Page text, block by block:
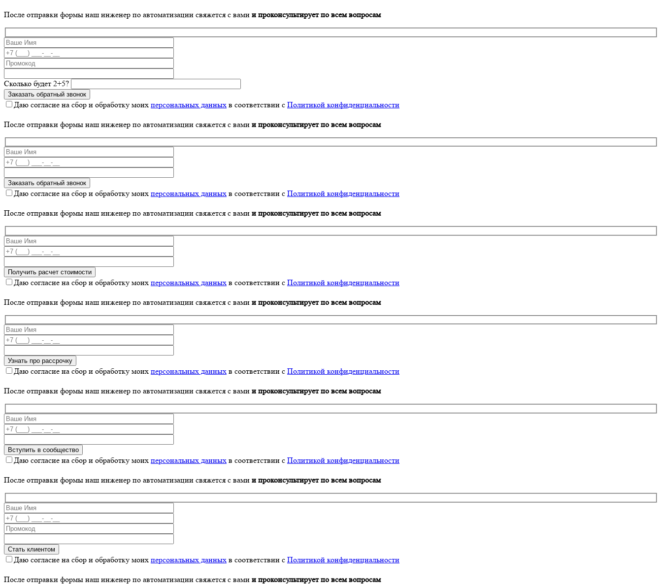
После отправки формы наш инженер по автоматизации свяжется с вами и проконсультирует по всем вопросам
Сколько будет 2+5?
Даю согласие на сбор и обработку моих персональных данных в соответствии с Политикой конфиденциальности
После отправки формы наш инженер по автоматизации свяжется с вами и проконсультирует по всем вопросам
Даю согласие на сбор и обработку моих персональных данных в соответствии с Политикой конфиденциальности
После отправки формы наш инженер по автоматизации свяжется с вами и проконсультирует по всем вопросам
Даю согласие на сбор и обработку моих персональных данных в соответствии с Политикой конфиденциальности
После отправки формы наш инженер по автоматизации свяжется с вами и проконсультирует по всем вопросам
Даю согласие на сбор и обработку моих персональных данных в соответствии с Политикой конфиденциальности
После отправки формы наш инженер по автоматизации свяжется с вами и проконсультирует по всем вопросам
Даю согласие на сбор и обработку моих персональных данных в соответствии с Политикой конфиденциальности
После отправки формы наш инженер по автоматизации свяжется с вами и проконсультирует по всем вопросам
Даю согласие на сбор и обработку моих персональных данных в соответствии с Политикой конфиденциальности
После отправки формы наш инженер по автоматизации свяжется с вами и проконсультирует по всем вопросам